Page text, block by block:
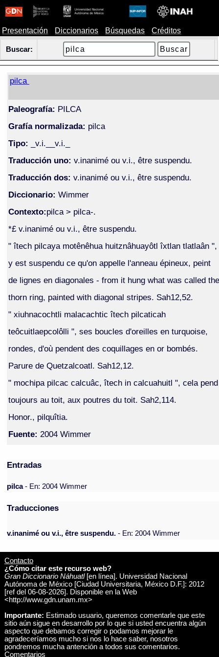
Presentación Diccionarios Búsquedas Créditos
Buscar:
pilca
Paleografía: PILCA
Grafía normalizada: pilca
Tipo: _v.i.__v.i._
Traducción uno: v.inanimé ou v.i., être suspendu.
Traducción dos: v.inanimé ou v.i., être suspendu.
Diccionario: Wimmer
Contexto:pilca > pilca-.
*£ v.inanimé ou v.i., être suspendu.
" îtech pilcaya motênêhua huitznâhuayôtl îxtlan tlatlaân ",
y est suspendu ce qu'on appelle l'anneau épineux, peint
de lignes en diagonales - from it hung what was called the
thorn ring, painted with diagonal stripes. Sah12,52.
" xiuhnacochtli malacachtic îtech pilcaticah
teôcuitlaepcolôlli ", ses boucles d'oreilles en turquoise,
rondes, d'où pendent des coquillages en or bombés.
Parure de Quetzalcoatl. Sah12,12.
" mochipa pilcac calcuâc, îtech in calcuahuitl ", cela pend
toujours au toit, aux poutres du toit. Sah2,114.
Honor., pilquîtia.
Fuente: 2004 Wimmer
Entradas
pilca- En: 2004 Wimmer
Traducciones
v.inanimé ou v.i., être suspendu. - En: 2004 Wimmer
Contacto
¿Cómo citar este recurso web?
Gran Diccionario Náhuatl[en línea]. Universidad Nacional
Autónoma de México [Ciudad Universitaria, México D.F.]: 2012
[ref del 06-08-2026]. Disponible en la Web
<http://www.gdn.unam.mx>
Importante: Estimado usuario, queremos comentarle que este
sitio aún sigue en desarrollo por lo que si usted encuentra algún
aspecto que debamos corregir o podamos mejorar le
agradeceríamos mucho si nos lo hace saber, nosotros
pondremos mucha antención a todos sus comentarios.
Comentarios